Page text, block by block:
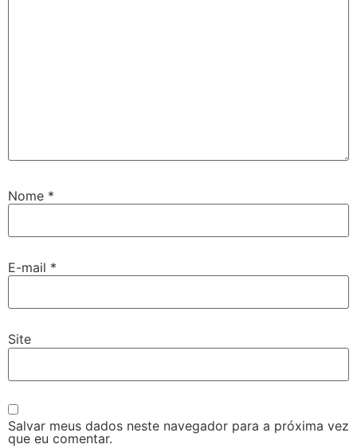
Nome *
E-mail *
Site
Salvar meus dados neste navegador para a próxima vez
que eu comentar.